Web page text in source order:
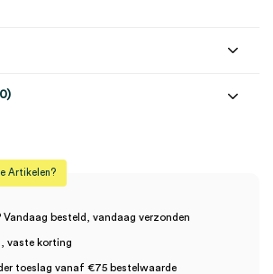
steriel
Artikelen?
Vandaag besteld, vandaag verzonden
vaste korting
toeslag vanaf €75 bestelwaarde